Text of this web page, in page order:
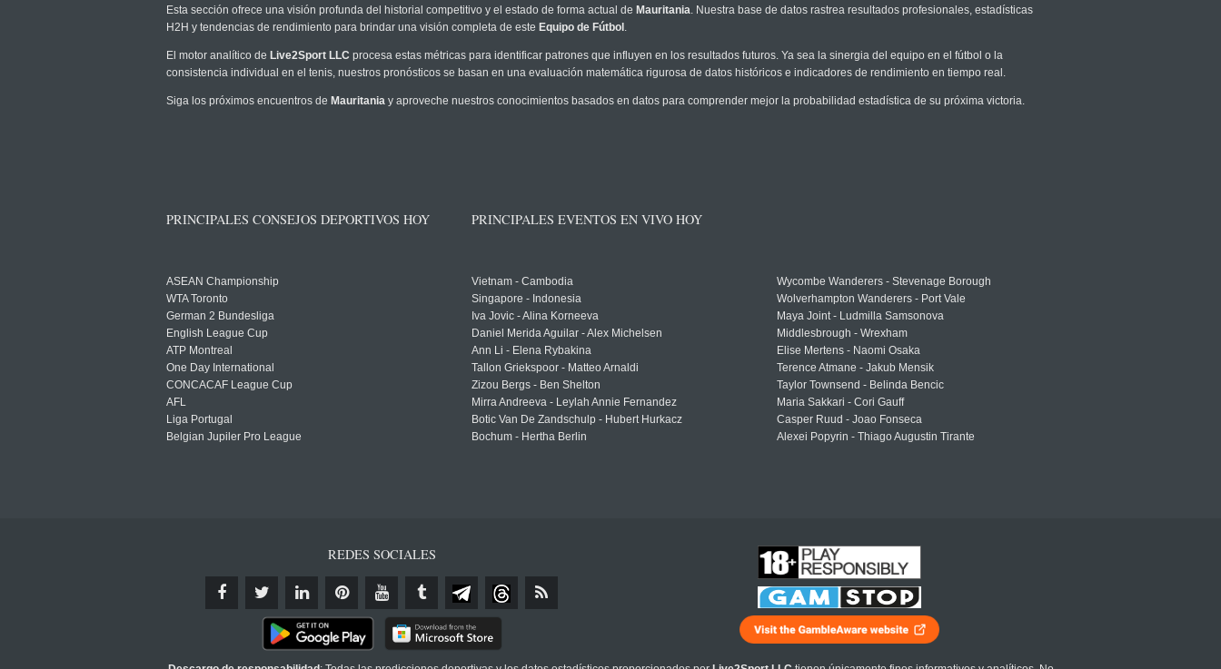
Esta sección ofrece una visión profunda del historial competitivo y el estado de forma actual de Mauritania. Nuestra base de datos rastrea resultados profesionales, estadísticas
H2H y tendencias de rendimiento para brindar una visión completa de este Equipo de Fútbol .
El motor analítico de Live2Sport LLC procesa estas métricas para identificar patrones que influyen en los resultados futuros. Ya sea la sinergia del equipo en el fútbol o la
consistencia individual en el tenis, nuestros pronósticos se basan en una evaluación matemática rigurosa de datos históricos e indicadores de rendimiento en tiempo real.
Siga los próximos encuentros de Mauritania y aproveche nuestros conocimientos basados en datos para comprender mejor la probabilidad estadística de su próxima victoria.
PRINCIPALES CONSEJOS DEPORTIVOS HOY
ASEAN Championship
WTA Toronto
German 2 Bundesliga
English League Cup
ATP Montreal
One Day International
CONCACAF League Cup
AFL
Liga Portugal
Belgian Jupiler Pro League
PRINCIPALES EVENTOS EN VIVO HOY
Vietnam - Cambodia
Singapore - Indonesia
Iva Jovic - Alina Korneeva
Daniel Merida Aguilar - Alex Michelsen
Ann Li - Elena Rybakina
Tallon Griekspoor - Matteo Arnaldi
Zizou Bergs - Ben Shelton
Mirra Andreeva - Leylah Annie Fernandez
Botic Van De Zandschulp - Hubert Hurkacz
Bochum - Hertha Berlin
Wycombe Wanderers - Stevenage Borough
Wolverhampton Wanderers - Port Vale
Maya Joint - Ludmilla Samsonova
Middlesbrough - Wrexham
Elise Mertens - Naomi Osaka
Terence Atmane - Jakub Mensik
Taylor Townsend - Belinda Bencic
Maria Sakkari - Cori Gauff
Casper Ruud - Joao Fonseca
Alexei Popyrin - Thiago Augustin Tirante
REDES SOCIALES